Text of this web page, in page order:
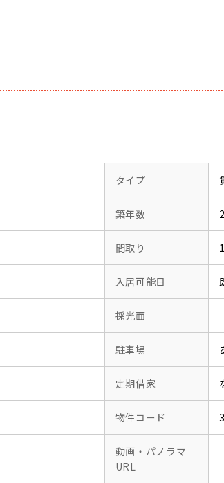
タイプ
築年数
間取り
入居可能日
採光面
駐車場
定期借家
物件コード
動画・パノラマ
URL